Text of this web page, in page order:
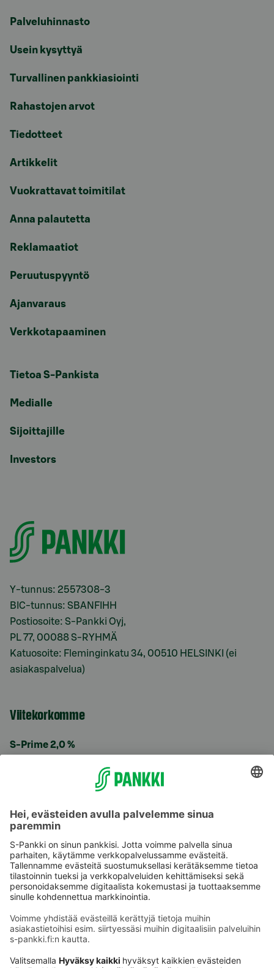
Palveluhinnasto
Usein kysyttyä
Turvallinen pankkiasiointi
Rahastojen arvot
Tiedotteet
Artikkelit
Vuokrattavat toimitilat
Anna palautetta
Reklamaatiot
Peruutuspyyntö
Ajanvaraus
Verkkotapaaminen
Tietoa S-Pankista
Medialle
Sijoittajille
Investors
Y-tunnus: 2557308-3
BIC-tunnus: SBANFIHH
Postiosoite: S-Pankki Oyj,
PL 77, 00088 S-RYHMÄ
Katuosoite: Fleminginkatu 34, 00510 HELSINKI (ei
asiakaspalvelua)
Viitekorkomme
S-Prime 2,0 %
Käyttöehdot
Saavutettavuusseloste
Evästeet